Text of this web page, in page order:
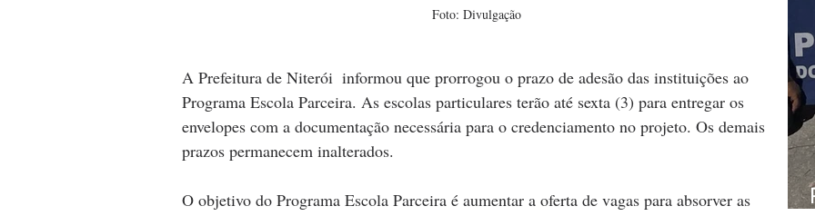
Foto: Divulgação
A Prefeitura de Niterói  informou que prorrogou o prazo de adesão das instituições ao
Programa Escola Parceira. As escolas particulares terão até sexta (3) para entregar os
envelopes com a documentação necessária para o credenciamento no projeto. Os demais
prazos permanecem inalterados.
O objetivo do Programa Escola Parceira é aumentar a oferta de vagas para absorver as